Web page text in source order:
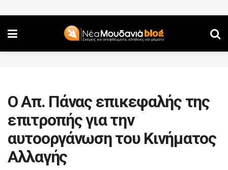
Ο Απ. Πάνας επικεφαλής της
επιτροπής για την
αυτοοργάνωση του Κινήματος
Αλλαγής